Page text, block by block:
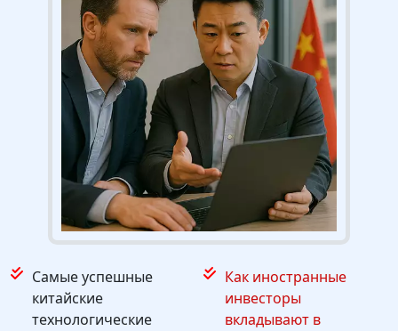
Самые успешные
китайские
технологические
Как иностранные
инвесторы
вкладывают в